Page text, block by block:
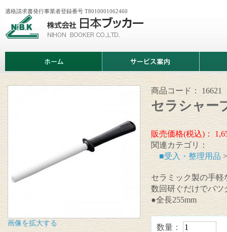
会
日
ッ
カ
適格請求書発行事業者登録番号 T8010001062460
ム
ビ
案
情
画像を拡大する
商品コード： 16621
セラシャー
販売価格(税込)：
関連カテゴリ：
■受入・整理用品
セラミック製の手軽
数回研ぐだけでバツ
●全長255mm
数量：